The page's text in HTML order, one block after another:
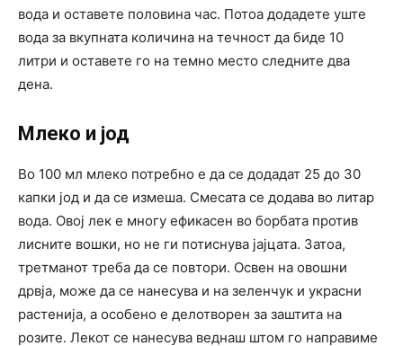
вода и оставете половина час. Потоа додадете уште
вода за вкупната количина на течност да биде 10
литри и оставете го на темно место следните два
дена.
Млеко и јод
Во 100 мл млеко потребно е да се додадат 25 до 30
капки јод и да се измеша. Смесата се додава во литар
вода. Овој лек е многу ефикасен во борбата против
лисните вошки, но не ги потиснува јајцата. Затоа,
третманот треба да се повтори. Освен на овошни
дрвја, може да се нанесува и на зеленчук и украсни
растенија, а особено е делотворен за заштита на
розите. Лекот се нанесува веднаш штом го направиме